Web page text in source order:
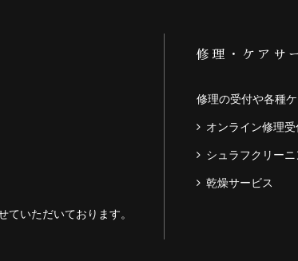
いただいております。
修理・ケアサ
修理の受付や各種
オンライン修理受
シュラフクリーニ
乾燥サービス